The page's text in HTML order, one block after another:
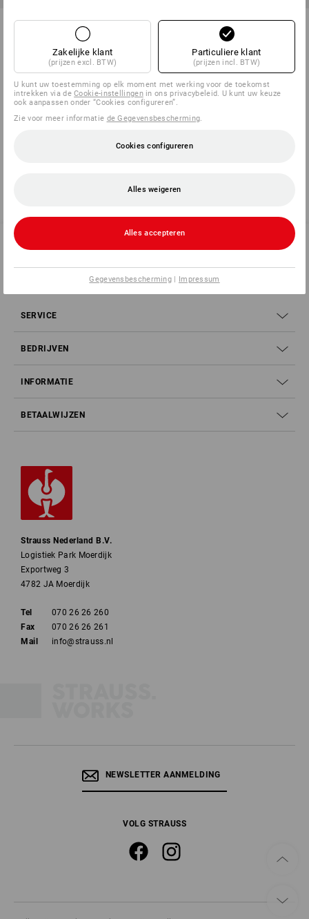
Assortiment dopmoeren DIN
1587 in STRAUSSbox mini
€ 27,71
Vleugelmoeren amerik. vorm in
STRAUSSbox mini
variant
€ 25,29
SERVICE 070 26 26 260
SERVICE
BEDRIJVEN
INFORMATIE
BETAALWIJZEN
Strauss Nederland B.V.
Logistiek Park Moerdijk
Exportweg 3
4782 JA Moerdijk
Tel
070 26 26 260
Fax
070 26 26 261
Mail
info@strauss.nl
NEWSLETTER AANMELDING
VOLG STRAUSS
Zakelijke klant
(prijzen excl. BTW)
Particuliere klant
(prijzen incl. BTW)
U kunt uw toestemming op elk moment met werking voor de toekomst
intrekken via deCookie-instellingenin ons privacybeleid. U kunt uw keuze
ook aanpassen onder “Cookies configureren”.
Zie voor meer informatie de Gegevensbescherming
Cookies configureren
Alles weigeren
Alles accepteren
Gegevensbescherming | Impressum